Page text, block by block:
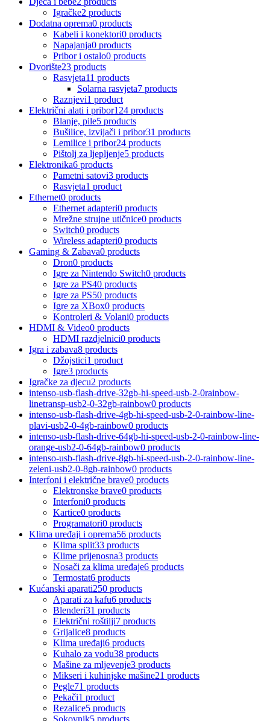
Igračke2 products
Dodatna oprema0 products
Kabeli i konektori0 products
Napajanja0 products
Pribor i ostalo0 products
Dvorište23 products
Rasvjeta11 products
Solarna rasvjeta7 products
Raznjevi1 product
Električni alati i pribor124 products
Blanje, pile5 products
Bušilice, izvijači i pribor31 products
Lemilice i pribor24 products
Pištolj za ljepljenje5 products
Elektronika6 products
Pametni satovi3 products
Rasvjeta1 product
Ethernet0 products
Ethernet adapteri0 products
Mrežne strujne utičnice0 products
Switch0 products
Wireless adapteri0 products
Gaming & Zabava0 products
Dron0 products
Igre za Nintendo Switch0 products
Igre za PS40 products
Igre za PS50 products
Igre za XBox0 products
Kontroleri & Volani0 products
HDMI & Video0 products
HDMI razdjelnici0 products
Igra i zabava8 products
Džojstici1 product
Igre3 products
Igračke za djecu2 products
intenso-usb-flash-drive-32gb-hi-speed-usb-2-0rainbow-
linetransp-usb2-0-32gb-rainbow0 products
intenso-usb-flash-drive-4gb-hi-speed-usb-2-0-rainbow-line-
plavi-usb2-0-4gb-rainbow0 products
intenso-usb-flash-drive-64gb-hi-speed-usb-2-0-rainbow-line-
orange-usb2-0-64gb-rainbow0 products
intenso-usb-flash-drive-8gb-hi-speed-usb-2-0-rainbow-line-
zeleni-usb2-0-8gb-rainbow0 products
Interfoni i električne brave0 products
Elektronske brave0 products
Interfoni0 products
Kartice0 products
Programatori0 products
Klima uređaji i oprema56 products
Klima split33 products
Klime prijenosna3 products
Nosači za klima uređaje6 products
Termostat6 products
Kućanski aparati250 products
Aparati za kafu6 products
Blenderi31 products
Električni roštilji7 products
Grijalice8 products
Klima uređaji6 products
Kuhalo za vodu38 products
Mašine za mljevenje3 products
Mikseri i kuhinjske mašine21 products
Pegle71 products
Pekači1 product
Rezalice5 products
Sokovnik5 products